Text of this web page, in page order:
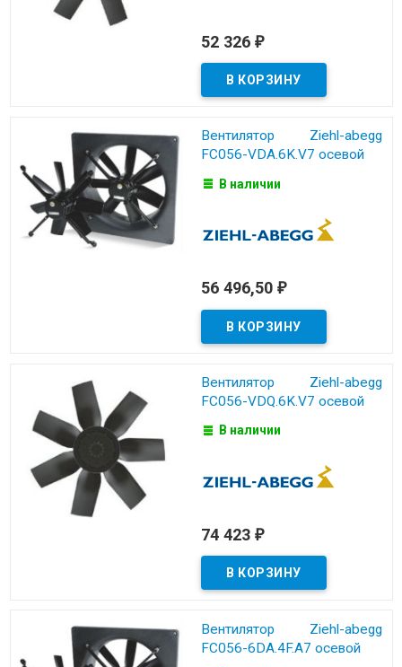
52 326 ₽
Вентилятор Ziehl-abegg
FC056-VDA.6K.V7 осевой
В наличии
56 496,50 ₽
Вентилятор Ziehl-abegg
FC056-VDQ.6K.V7 осевой
В наличии
74 423 ₽
Вентилятор Ziehl-abegg
FC056-6DA.4F.A7 осевой